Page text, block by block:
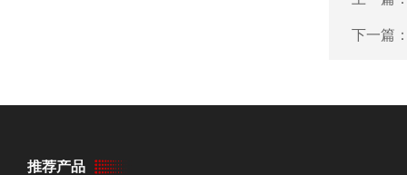
下一篇
推荐产品